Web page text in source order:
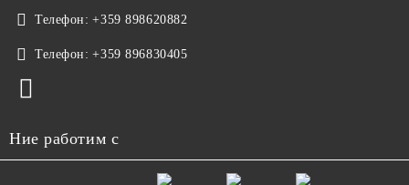
Телефон: +359 898620882
Телефон: +359 896830405
Ние работим с